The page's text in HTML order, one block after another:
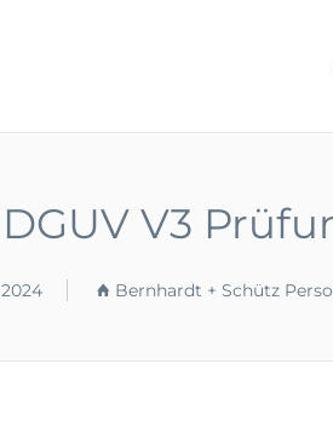
V3
Bernhardt + Schütz